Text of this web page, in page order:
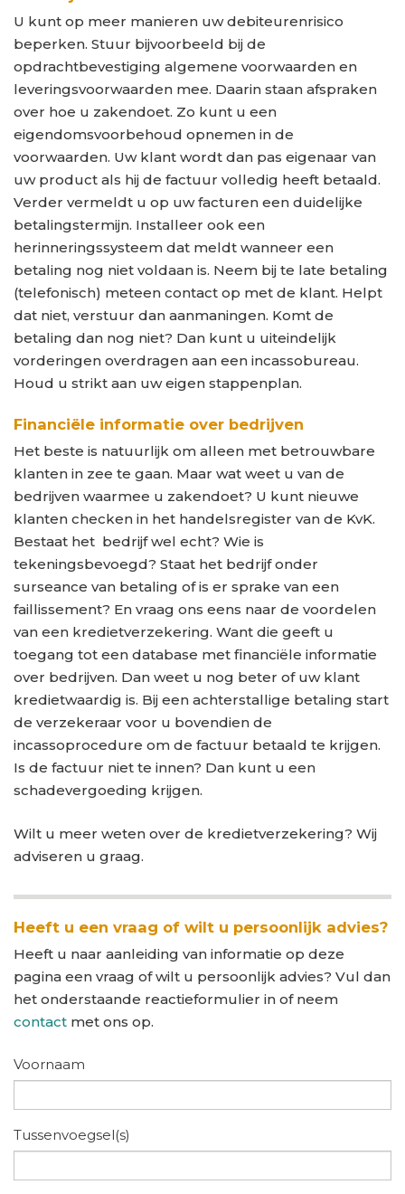
U kunt op meer manieren uw debiteurenrisico
beperken. Stuur bijvoorbeeld bij de
opdrachtbevestiging algemene voorwaarden en
leveringsvoorwaarden mee. Daarin staan afspraken
over hoe u zakendoet. Zo kunt u een
eigendomsvoorbehoud opnemen in de
voorwaarden. Uw klant wordt dan pas eigenaar van
uw product als hij de factuur volledig heeft betaald.
Verder vermeldt u op uw facturen een duidelijke
betalingstermijn. Installeer ook een
herinneringssysteem dat meldt wanneer een
betaling nog niet voldaan is. Neem bij te late betaling
(telefonisch) meteen contact op met de klant. Helpt
dat niet, verstuur dan aanmaningen. Komt de
betaling dan nog niet? Dan kunt u uiteindelijk
vorderingen overdragen aan een incassobureau.
Houd u strikt aan uw eigen stappenplan.
Financiële informatie over bedrijven
Het beste is natuurlijk om alleen met betrouwbare
klanten in zee te gaan. Maar wat weet u van de
bedrijven waarmee u zakendoet? U kunt nieuwe
klanten checken in het handelsregister van de KvK.
Bestaat het bedrijf wel echt? Wie is
tekeningsbevoegd? Staat het bedrijf onder
surseance van betaling of is er sprake van een
faillissement? En vraag ons eens naar de voordelen
van een kredietverzekering. Want die geeft u
toegang tot een database met financiële informatie
over bedrijven. Dan weet u nog beter of uw klant
kredietwaardig is. Bij een achterstallige betaling start
de verzekeraar voor u bovendien de
incassoprocedure om de factuur betaald te krijgen.
Is de factuur niet te innen? Dan kunt u een
schadevergoeding krijgen.
Wilt u meer weten over de kredietverzekering? Wij
adviseren u graag.
Heeft u een vraag of wilt u persoonlijk advies?
Heeft u naar aanleiding van informatie op deze
pagina een vraag of wilt u persoonlijk advies? Vul dan
het onderstaande reactieformulier in of neem
contact met ons op.
Voornaam
Tussenvoegsel(s)